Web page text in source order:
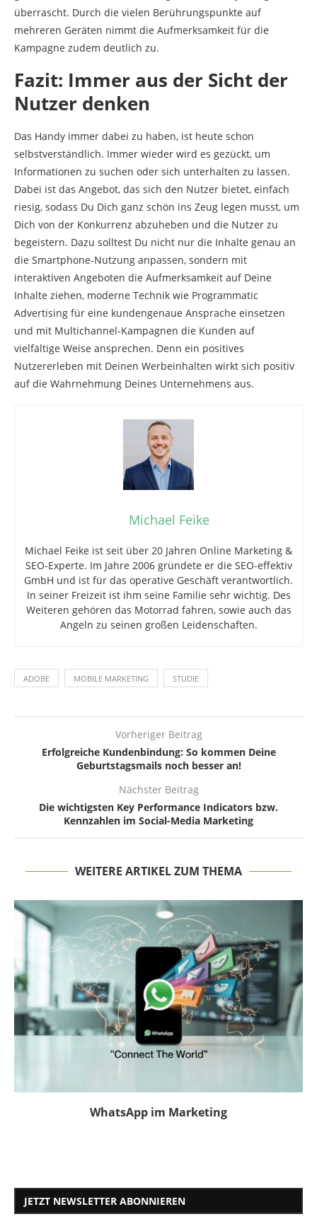
überrascht. Durch die vielen Berührungspunkte auf
mehreren Geräten nimmt die Aufmerksamkeit für die
Kampagne zudem deutlich zu.
Fazit: Immer aus der Sicht der
Nutzer denken
Das Handy immer dabei zu haben, ist heute schon
selbstverständlich. Immer wieder wird es gezückt, um
Informationen zu suchen oder sich unterhalten zu lassen.
Dabei ist das Angebot, das sich den Nutzer bietet, einfach
riesig, sodass Du Dich ganz schön ins Zeug legen musst, um
Dich von der Konkurrenz abzuheben und die Nutzer zu
begeistern. Dazu solltest Du nicht nur die Inhalte genau an
die Smartphone-Nutzung anpassen, sondern mit
interaktiven Angeboten die Aufmerksamkeit auf Deine
Inhalte ziehen, moderne Technik wie Programmatic
Advertising für eine kundengenaue Ansprache einsetzen
und mit Multichannel-Kampagnen die Kunden auf
vielfältige Weise ansprechen. Denn ein positives
Nutzererleben mit Deinen Werbeinhalten wirkt sich positiv
auf die Wahrnehmung Deines Unternehmens aus.
Michael Feike
Michael Feike ist seit über 20 Jahren Online Marketing &
SEO-Experte. Im Jahre 2006 gründete er die SEO-effektiv
GmbH und ist für das operative Geschäft verantwortlich.
In seiner Freizeit ist ihm seine Familie sehr wichtig. Des
Weiteren gehören das Motorrad fahren, sowie auch das
Angeln zu seinen großen Leidenschaften.
ADOBE MOBILE MARKETING STUDIE
Vorheriger Beitrag
Erfolgreiche Kundenbindung: So kommen Deine
Geburtstagsmails noch besser an!
Nächster Beitrag
Die wichtigsten Key Performance Indicators bzw.
Kennzahlen im Social-Media Marketing
WEITERE ARTIKEL ZUM THEMA
WhatsApp im Marketing
JETZT NEWSLETTER ABONNIEREN